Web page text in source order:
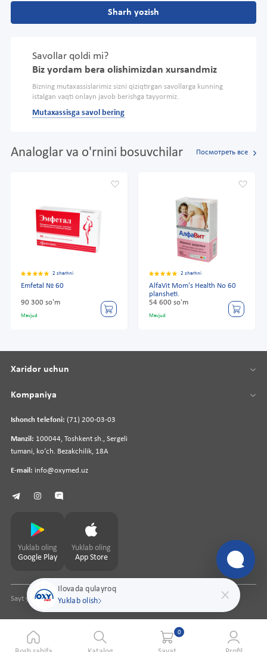
Sharh yozish
Savollar qoldi mi?
Biz yordam bera olishimizdan xursandmiz
Bizning mutaxassislarimiz sizni qiziqtirgan savollarga kunning
istalgan vaqti onlayn javob berishga tayyormiz.
Mutaxassisga savol bering
Analoglar va o'rnini bosuvchilar Посмотреть все
2 sharhni
Emfetal № 60
90 300 so'm
Mavjud
2 sharhni
AlfaVit Mom's Health No 60
plansheti.
54 600 so'm
Mavjud
Ilovada qulayroq
Yuklab olish
Ishonch telefoni: (71) 200-03-03
Manzil: 100044, Toshkent sh., Sergeli
tumani, koʻch. Bezakchilik, 18A
E-mail: info@oxymed.uz
Xaridor uchun
Kompaniya
Yuklab oling
Google Play
Yuklab oling
App Store
Sayt yaratuvchipharmit.uz
0